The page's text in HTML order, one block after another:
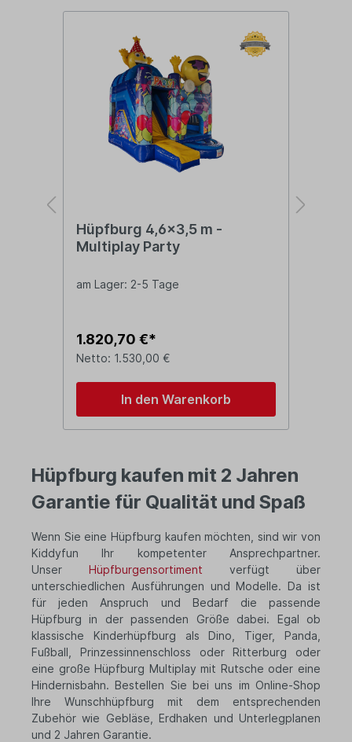
Hüpfburg 4,6x3,5 m -
Multiplay Party
am Lager: 2-5 Tage
1.820,70 €*
Netto: 1.530,00 €
In den Warenkorb
Hüpfburg kaufen mit 2 Jahren
Garantie für Qualität und Spaß
Wenn Sie eine Hüpfburg kaufen möchten, sind wir von
Kiddyfun Ihr kompetenter Ansprechpartner.
Unser
Hüpfburgensortiment verfügt über
unterschiedlichen Ausführungen und Modelle. Da ist
für jeden Anspruch und Bedarf die passende
Hüpfburg in der passenden Größe dabei. Egal ob
klassische Kinderhüpfburg als Dino, Tiger, Panda,
Fußball, Prinzessinnenschloss oder Ritterburg oder
eine große Hüpfburg Multiplay mit Rutsche oder eine
Hindernisbahn. Bestellen Sie bei uns im Online-Shop
Ihre Wunschhüpfburg mit dem entsprechenden
Zubehör wie Gebläse, Erdhaken und Unterlegplanen
und 2 Jahren Garantie.